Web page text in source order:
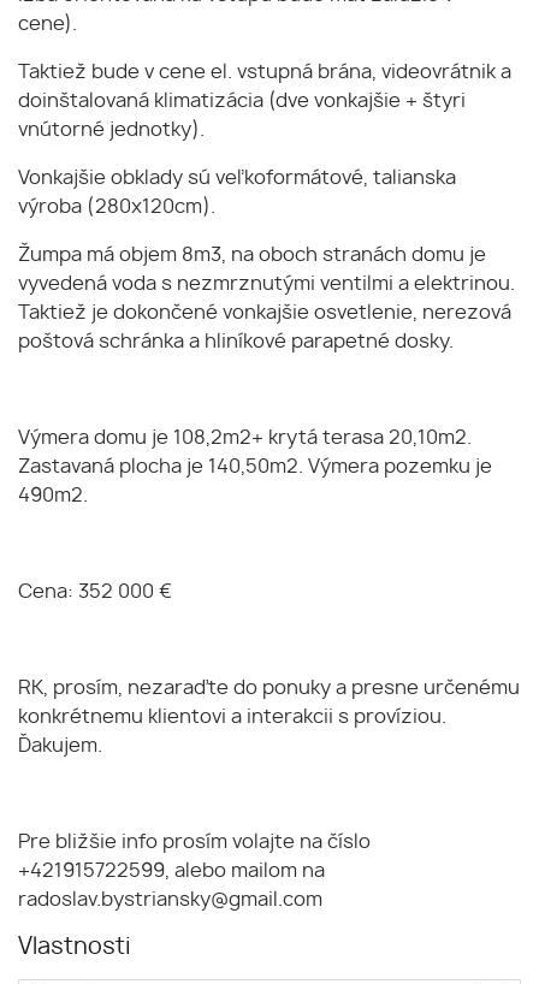
cene).
Taktiež bude v cene el. vstupná brána, videovrátnik a
doinštalovaná klimatizácia (dve vonkajšie + štyri
vnútorné jednotky).
Vonkajšie obklady sú veľkoformátové, talianska
výroba (280x120cm).
Žumpa má objem 8m3, na oboch stranách domu je
vyvedená voda s nezmrznutými ventilmi a elektrinou.
Taktiež je dokončené vonkajšie osvetlenie, nerezová
poštová schránka a hliníkové parapetné dosky.
Výmera domu je 108,2m2+ krytá terasa 20,10m2.
Zastavaná plocha je 140,50m2. Výmera pozemku je
490m2.
Cena: 352 000 €
RK, prosím, nezaraďte do ponuky a presne určenému
konkrétnemu klientovi a interakcii s províziou.
Ďakujem.
Pre bližšie info prosím volajte na číslo
+421915722599, alebo mailom na
radoslav.bystriansky@gmail.com
Vlastnosti